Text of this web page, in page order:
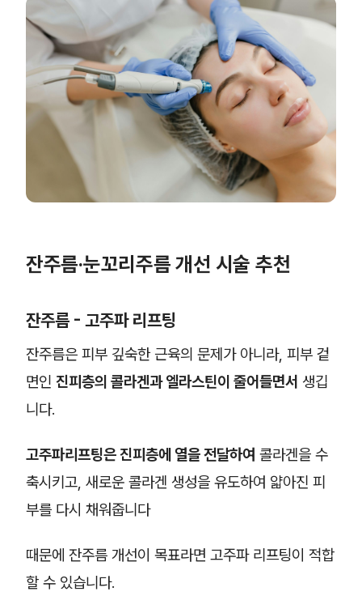
잔주름·눈꼬리주름 개선 시술 추천
잔주름 - 고주파 리프팅
잔주름은 피부 깊숙한 근육의 문제가 아니라, 피부 겉
면인 진피층의 콜라겐과 엘라스틴이 줄어들면서 생깁
니다.
고주파리프팅은 진피층에 열을 전달하여 콜라겐을 수
축시키고, 새로운 콜라겐 생성을 유도하여 얇아진 피
부를 다시 채워줍니다
때문에 잔주름 개선이 목표라면 고주파 리프팅이 적합
할 수 있습니다.